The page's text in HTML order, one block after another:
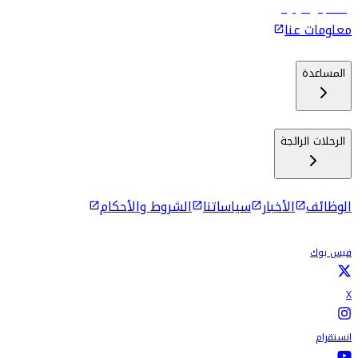
رحلات إلى كولومبو
معلومات عنا
المساعدة
الرحلات الرائجة
الوظائف الأخبار سياساتنا الشروط والأحكام
فيس بوك
X
انستقرام